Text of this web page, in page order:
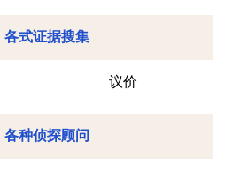
各式证据搜集
议价
各种侦探顾问